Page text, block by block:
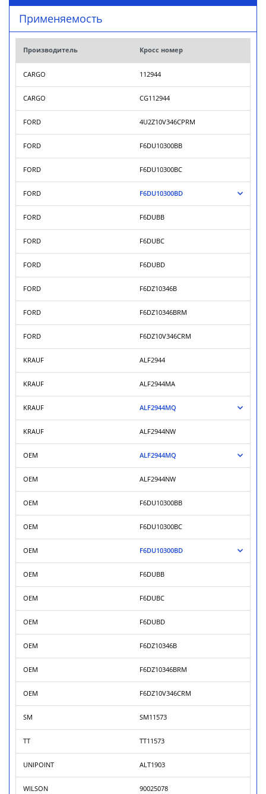
Применяемость
Производитель Кросс номер
CARGO 112944
CARGO CG112944
FORD 4U2Z10V346CPRM
FORD F6DU10300BB
FORD F6DU10300BC
FORD F6DU10300BD
FORD F6DUBB
FORD F6DUBC
FORD F6DUBD
FORD F6DZ10346B
FORD F6DZ10346BRM
FORD F6DZ10V346CRM
KRAUF ALF2944
KRAUF ALF2944MA
KRAUF ALF2944MQ
KRAUF ALF2944NW
OEM ALF2944MQ
OEM ALF2944NW
OEM F6DU10300BB
OEM F6DU10300BC
OEM F6DU10300BD
OEM F6DUBB
OEM F6DUBC
OEM F6DUBD
OEM F6DZ10346B
OEM F6DZ10346BRM
OEM F6DZ10V346CRM
SM SM11573
TT TT11573
UNIPOINT ALT1903
WILSON 90025078